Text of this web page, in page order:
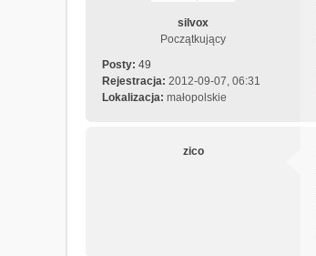
silvox
Początkujący
Posty: 49
Rejestracja: 2012-09-07, 06:31
Lokalizacja: małopolskie
zico